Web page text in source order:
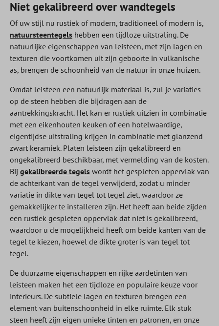
Niet gekalibreerd over wandtegels
Of uw stijl nu rustiek of modern, traditioneel of modern is,
natuursteentegels hebben een tijdloze uitstraling. De
natuurlijke eigenschappen van leisteen, met zijn lagen en
texturen die voortkomen uit zijn geboorte in vulkanische
as, brengen de schoonheid van de natuur in onze huizen.
Omdat leisteen een natuurlijk materiaal is, zul je variaties
op de steen hebben die bijdragen aan de
aantrekkingskracht. Het kan er rustiek uitzien in combinatie
met een eikenhouten keuken of een hotelwaardige,
eigentijdse uitstraling krijgen in combinatie met glanzend
zwart keramiek. Platen leisteen zijn gekalibreerd en
ongekalibreerd beschikbaar, met vermelding van de kosten.
Bij gekalibreerde tegels wordt het gespleten oppervlak van
de achterkant van de tegel verwijderd, zodat u minder
variatie in dikte van tegel tot tegel ziet, waardoor ze
gemakkelijker te installeren zijn. Het heeft aan beide zijden
een rustiek gespleten oppervlak dat niet is gekalibreerd,
waardoor u de mogelijkheid heeft om beide kanten van de
tegel te kiezen, hoewel de dikte groter is van tegel tot
tegel.
De duurzame eigenschappen en rijke aardetinten van
leisteen maken het een tijdloze en populaire keuze voor
interieurs. De subtiele lagen en texturen brengen een
element van buitenschoonheid in elke ruimte. Elk stuk
steen heeft zijn eigen unieke tinten en patronen, en onze